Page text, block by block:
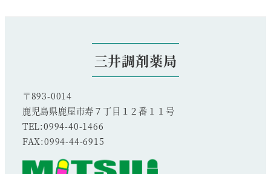
三井調剤薬局
〒893-0014
鹿児島県鹿屋市寿７丁目１２番１１号
TEL:0994-40-1466
FAX:0994-44-6915